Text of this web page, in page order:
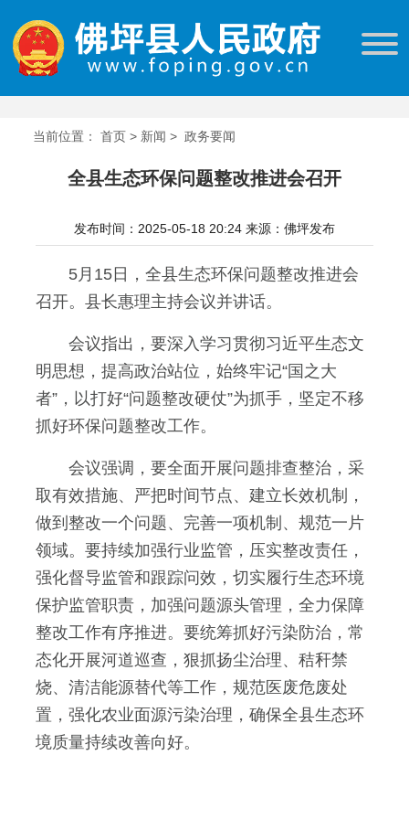
当前位置： 首页 > 新闻 > 政务要闻
全县生态环保问题整改推进会召开
发布时间：2025-05-18 20:24 来源：佛坪发布
5月15日，全县生态环保问题整改推进会
召开。县长惠理主持会议并讲话。
会议指出，要深入学习贯彻习近平生态文
明思想，提高政治站位，始终牢记“国之大
者”，以打好“问题整改硬仗”为抓手，坚定不移
抓好环保问题整改工作。
会议强调，要全面开展问题排查整治，采
取有效措施、严把时间节点、建立长效机制，
做到整改一个问题、完善一项机制、规范一片
领域。要持续加强行业监管，压实整改责任，
强化督导监管和跟踪问效，切实履行生态环境
保护监管职责，加强问题源头管理，全力保障
整改工作有序推进。要统筹抓好污染防治，常
态化开展河道巡查，狠抓扬尘治理、秸秆禁
烧、清洁能源替代等工作，规范医废危废处
置，强化农业面源污染治理，确保全县生态环
境质量持续改善向好。